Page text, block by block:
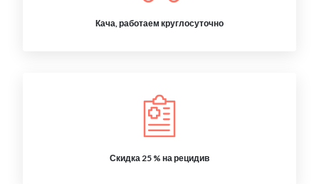
Кача, работаем круглосуточно
Скидка 25 % на рецидив